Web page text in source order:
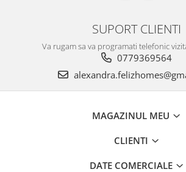
SUPORT CLIENTI
Va rugam sa va programati telefonic
0779369564
MAGAZINUL MEU
CLIENTI
DATE COMERCIALE